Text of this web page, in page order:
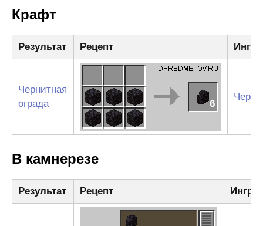
Крафт
Результат Рецепт
Чернитная
ограда
6
В камнерезе
Результат Рецепт